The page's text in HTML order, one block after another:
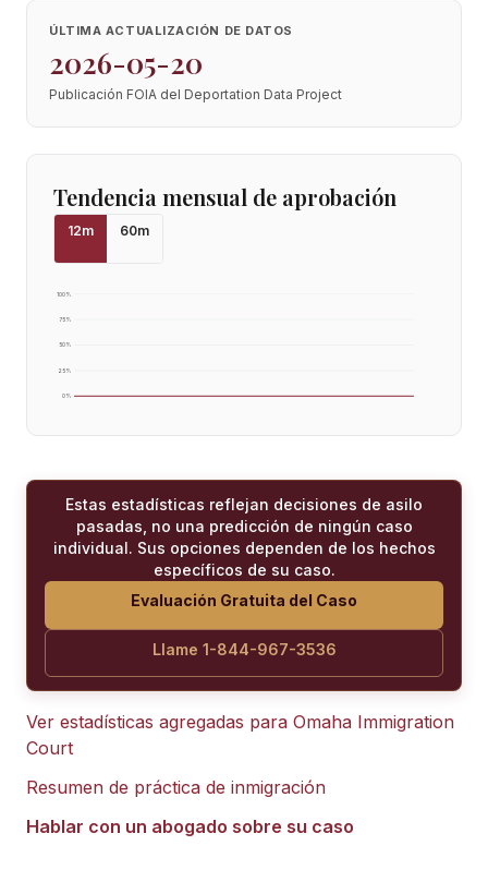
ÚLTIMA ACTUALIZACIÓN DE DATOS
2026-05-20
Publicación FOIA del Deportation Data Project
Tendencia mensual de aprobación
12m 60m
0%
25%
50%
75%
100%
Estas estadísticas reflejan decisiones de asilo
pasadas, no una predicción de ningún caso
individual. Sus opciones dependen de los hechos
específicos de su caso.
Evaluación Gratuita del Caso
Llame 1-844-967-3536
Ver estadísticas agregadas para Omaha Immigration
Court
Resumen de práctica de inmigración
Hablar con un abogado sobre su caso